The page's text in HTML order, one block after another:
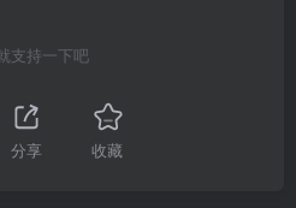
支持一下吧
分享 收藏